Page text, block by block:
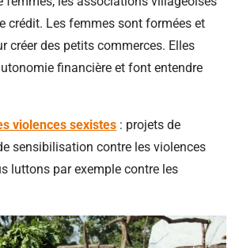
crédit. Les femmes sont formées et
créer des petits commerces. Elles
financière et font entendre
violences sexistes : projets de
sensibilisation contre les violences
luttons par exemple contre les